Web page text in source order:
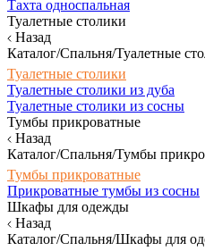
Тахта односпальная
Туалетные столики
Назад
Каталог/Спальня/Туалетные
Туалетные столики
Туалетные столики из дуба
Туалетные столики из сосны
Тумбы прикроватные
Назад
Каталог/Спальня/Тумбы
Тумбы прикроватные
Прикроватные тумбы из сосны
Шкафы для одежды
Назад
Каталог/Спальня/Шкафы для